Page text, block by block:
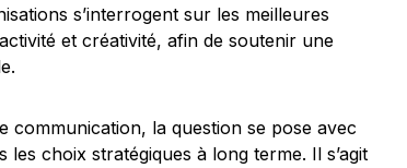
s’interrogent sur les meilleures
et créativité, afin de soutenir une
communication, la question se pose avec
choix stratégiques à long terme. Il s’agit